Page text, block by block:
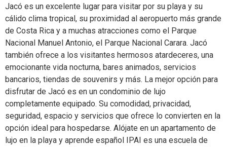
Jacó es un excelente lugar para visitar por su playa y su
cálido clima tropical, su proximidad al aeropuerto más grande
de Costa Rica y a muchas atracciones como el Parque
Nacional Manuel Antonio, el Parque Nacional Carara. Jacó
también ofrece a los visitantes hermosos atardeceres, una
emocionante vida nocturna, bares animados, servicios
bancarios, tiendas de souvenirs y más. La mejor opción para
disfrutar de Jacó es en un condominio de lujo
completamente equipado. Su comodidad, privacidad,
seguridad, espacio y servicios que ofrece lo convierten en la
opción ideal para hospedarse. Alójate en un apartamento de
lujo en la playa y aprende español IPAI es una escuela de